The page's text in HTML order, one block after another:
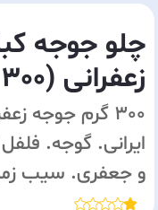
چلو جوجه
زعفرانی (300 گرم)
300 گرم جوجه
ایرانی. گوجه.
و جعفری. سیب